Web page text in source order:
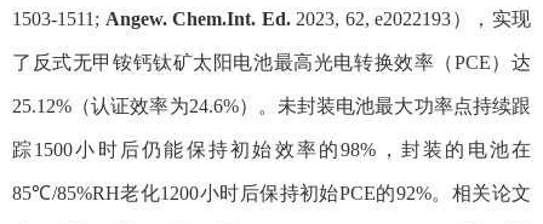
1503-1511; Angew. Chem.Int. Ed.2023, 62, e2022193）， 实现
了反式无甲铵钙钛矿太阳电池最高光电转换效率（PCE）达
25.12% （认证效率为24.6%）。未封装电池最大功率点持续跟
踪1500小时后仍能保持初始效率的98% ，封装的电池在
85℃/85%RH老化1200小时后保持初始PCE的92%。相关论文